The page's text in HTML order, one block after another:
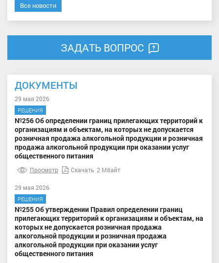
Все новости
ЗАДАТЬ ВОПРОС
ДОКУМЕНТЫ
29 мая 2026
РЕШЕНИЯ
№256 Об определении границ прилегающих территорий к
организациям и объектам, на которых не допускается
розничная продажа алкогольной продукции и розничная
продажа алкогольной продукции при оказании услуг
общественного питания
Просмотр Скачать 2 Мбайт
29 мая 2026
РЕШЕНИЯ
№255 Об утверждении Правил определении границ
прилегающих территорий к организациям и объектам, на
которых не допускается розничная продажа
алкогольной продукции и розничная продажа
алкогольной продукции при оказании услуг
общественного питания